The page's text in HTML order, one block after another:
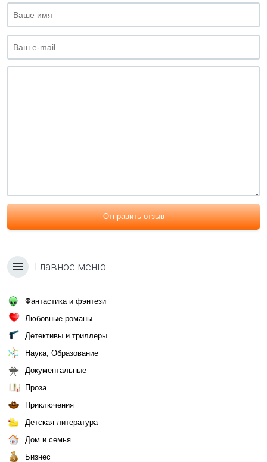
Отправить отзыв
Главное меню
Фантастика и фэнтези
Любовные романы
Детективы и триллеры
Наука, Образование
Документальные
Проза
Приключения
Детская литература
Дом и семья
Бизнес